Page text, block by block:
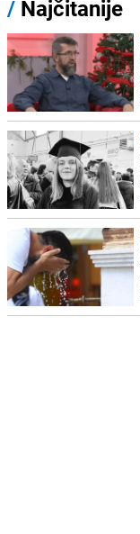
/ Najčitanije